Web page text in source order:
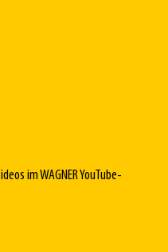
im WAGNER YouTube-